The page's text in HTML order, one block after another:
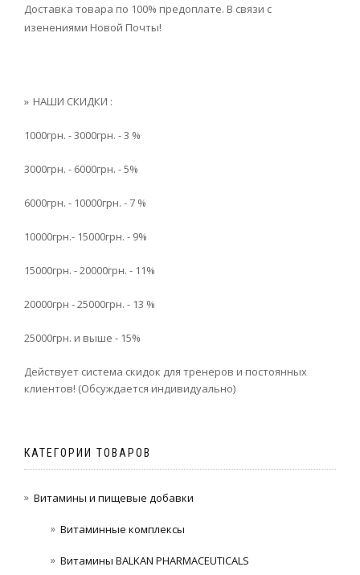
Доставка товара по 100% предоплате. В связи с
изенениями Новой Почты!
НАШИ СКИДКИ :
1000грн. - 3000грн. - 3 %
3000грн. - 6000грн. - 5%
6000грн. - 10000грн. - 7 %
10000грн.- 15000грн. - 9%
15000грн. - 20000грн. - 11%
20000грн - 25000грн. - 13 %
25000грн. и выше - 15%
Действует система скидок для тренеров и постоянных
клиентов! (Обсуждается индивидуально)
КАТЕГОРИИ ТОВАРОВ
Витамины и пищевые добавки
Витаминные комплексы
Витамины BALKAN PHARMACEUTICALS